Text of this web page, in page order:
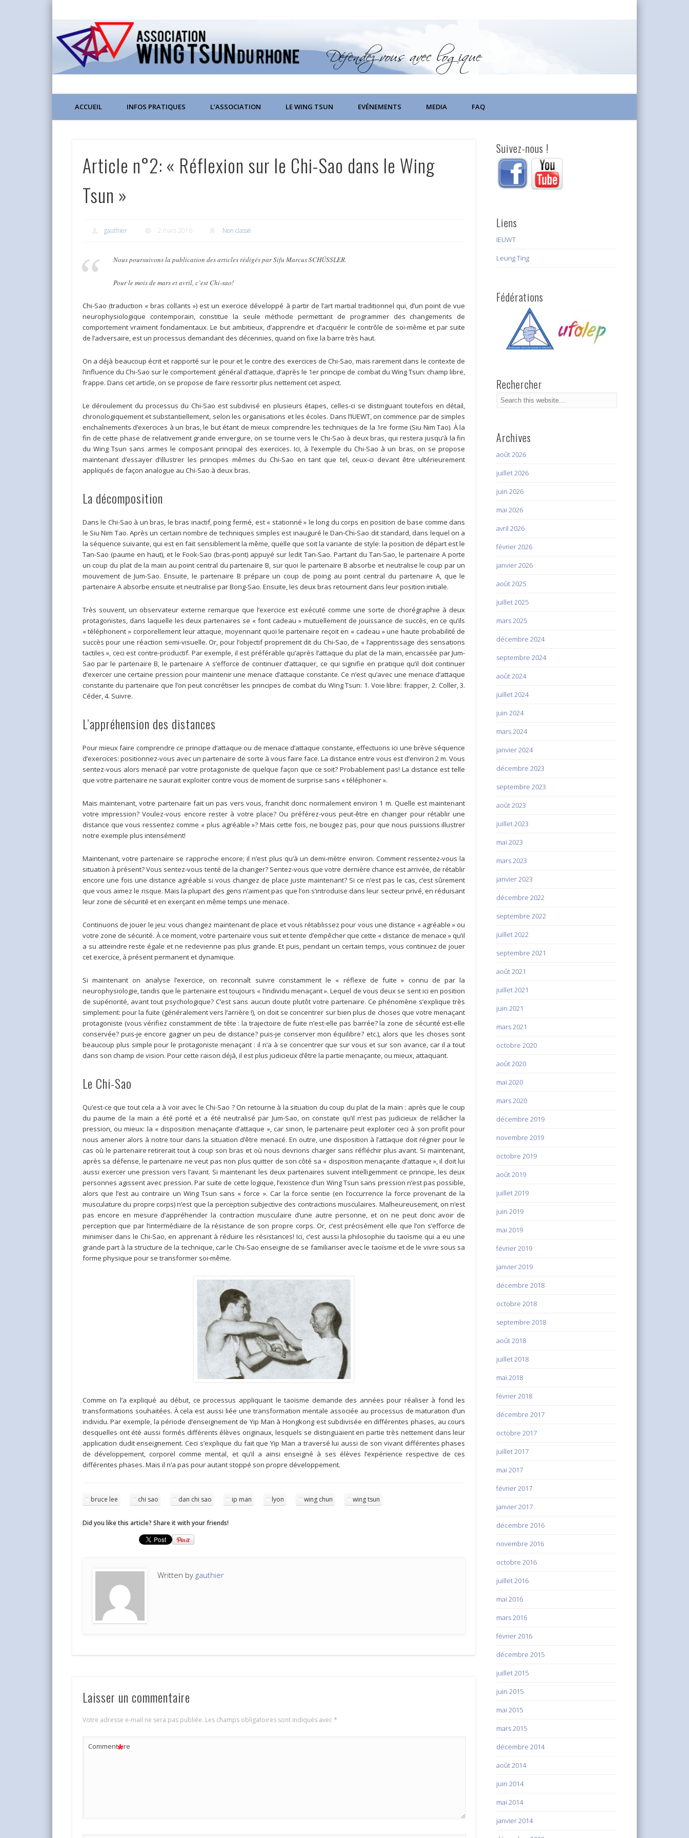
Wing Chun Kung Fu à Lyon
ACCUEIL INFOS PRATIQUES L’ASSOCIATION LE WING TSUN EVÉNEMENTS MEDIA FAQ
Article n°2: « Réflexion sur le Chi-Sao dans le Wing
Tsun »
gauthier 2 mars 2016 Non classé
Nous poursuivons la publication des articles rédigés par Sifu Marcus SCHÜSSLER.
Pour le mois de mars et avril, c’est Chi-sao!
Chi-Sao (traduction « bras collants ») est un exercice développé à partir de l’art martial traditionnel qui, d’un point de vue
neurophysiologique contemporain, constitue la seule méthode permettant de programmer des changements de
comportement vraiment fondamentaux. Le but ambitieux, d’apprendre et d’acquérir le contrôle de soi-même et par suite
de l’adversaire, est un processus demandant des décennies, quand on fixe la barre très haut.
On a déjà beaucoup écrit et rapporté sur le pour et le contre des exercices de Chi-Sao, mais rarement dans le contexte de
l’influence du Chi-Sao sur le comportement général d’attaque, d’après le 1er principe de combat du Wing Tsun: champ libre,
frappe. Dans cet article, on se propose de faire ressortir plus nettement cet aspect.
Le déroulement du processus du Chi-Sao est subdivisé en plusieurs étapes, celles-ci se distinguant toutefois en détail,
chronologiquement et substantiellement, selon les organisations et les écoles. Dans l’IUEWT, on commence par de simples
enchaînements d’exercices à un bras, le but étant de mieux comprendre les techniques de la 1re forme (Siu Nim Tao). À la
fin de cette phase de relativement grande envergure, on se tourne vers le Chi-Sao à deux bras, qui restera jusqu’à la fin
du Wing Tsun sans armes le composant principal des exercices. Ici, à l’exemple du Chi-Sao à un bras, on se propose
maintenant d’essayer d’illustrer les principes mêmes du Chi-Sao en tant que tel, ceux-ci devant être ultérieurement
appliqués de façon analogue au Chi-Sao à deux bras.
La décomposition
Dans le Chi-Sao à un bras, le bras inactif, poing fermé, est « stationné » le long du corps en position de base comme dans
le Siu Nim Tao. Après un certain nombre de techniques simples est inauguré le Dan-Chi-Sao dit standard, dans lequel on a
la séquence suivante, qui est en fait sensiblement la même, quelle que soit la variante de style: la position de départ est le
Tan-Sao (paume en haut), et le Fook-Sao (bras-pont) appuyé sur ledit Tan-Sao. Partant du Tan-Sao, le partenaire A porte
un coup du plat de la main au point central du partenaire B, sur quoi le partenaire B absorbe et neutralise le coup par un
mouvement de Jum-Sao. Ensuite, le partenaire B prépare un coup de poing au point central du partenaire A, que le
partenaire A absorbe ensuite et neutralise par Bong-Sao. Ensuite, les deux bras retournent dans leur position initiale.
Très souvent, un observateur externe remarque que l’exercice est exécuté comme une sorte de chorégraphie à deux
protagonistes, dans laquelle les deux partenaires se « font cadeau » mutuellement de jouissance de succès, en ce qu’ils
« téléphonent » corporellement leur attaque, moyennant quoi le partenaire reçoit en « cadeau » une haute probabilité de
succès pour une réaction semi-visuelle. Or, pour l’objectif proprement dit du Chi-Sao, de « l’apprentissage des sensations
tactiles », ceci est contre-productif. Par exemple, il est préférable qu’après l’attaque du plat de la main, encaissée par Jum-
Sao par le partenaire B, le partenaire A s’efforce de continuer d’attaquer, ce qui signifie en pratique qu’il doit continuer
d’exercer une certaine pression pour maintenir une menace d’attaque constante. Ce n’est qu’avec une menace d’attaque
constante du partenaire que l’on peut concrétiser les principes de combat du Wing Tsun: 1. Voie libre: frapper, 2. Coller, 3.
Céder, 4. Suivre.
L’appréhension des distances
Pour mieux faire comprendre ce principe d’attaque ou de menace d’attaque constante, effectuons ici une brève séquence
d’exercices: positionnez-vous avec un partenaire de sorte à vous faire face. La distance entre vous est d’environ 2 m. Vous
sentez-vous alors menacé par votre protagoniste de quelque façon que ce soit? Probablement pas! La distance est telle
que votre partenaire ne saurait exploiter contre vous de moment de surprise sans « téléphoner ».
Mais maintenant, votre partenaire fait un pas vers vous, franchit donc normalement environ 1 m. Quelle est maintenant
votre impression? Voulez-vous encore rester à votre place? Ou préférez-vous peut-être en changer pour rétablir une
distance que vous ressentez comme « plus agréable »? Mais cette fois, ne bougez pas, pour que nous puissions illustrer
notre exemple plus intensément!
Maintenant, votre partenaire se rapproche encore; il n’est plus qu’à un demi-mètre environ. Comment ressentez-vous la
situation à présent? Vous sentez-vous tenté de la changer? Sentez-vous que votre dernière chance est arrivée, de rétablir
encore une fois une distance agréable si vous changez de place juste maintenant? Si ce n’est pas le cas, c’est sûrement
que vous aimez le risque. Mais la plupart des gens n’aiment pas que l’on s’introduise dans leur secteur privé, en réduisant
leur zone de sécurité et en exerçant en même temps une menace.
Continuons de jouer le jeu: vous changez maintenant de place et vous rétablissez pour vous une distance « agréable » ou
votre zone de sécurité. À ce moment, votre partenaire vous suit et tente d’empêcher que cette « distance de menace » qu’il
a su atteindre reste égale et ne redevienne pas plus grande. Et puis, pendant un certain temps, vous continuez de jouer
cet exercice, à présent permanent et dynamique.
Si maintenant on analyse l’exercice, on reconnaît suivre constamment le « réflexe de fuite » connu de par la
neurophysiologie, tandis que le partenaire est toujours « l’individu menaçant ». Lequel de vous deux se sent ici en position
de supériorité, avant tout psychologique? C’est sans aucun doute plutôt votre partenaire. Ce phénomène s’explique très
simplement: pour la fuite (généralement vers l’arrière !), on doit se concentrer sur bien plus de choses que votre menaçant
protagoniste (vous vérifiez constamment de tête : la trajectoire de fuite n’est-elle pas barrée? la zone de sécurité est-elle
conservée? puis-je encore gagner un peu de distance? puis-je conserver mon équilibre? etc.), alors que les choses sont
beaucoup plus simple pour le protagoniste menaçant : il n’a à se concentrer que sur vous et sur son avance, car il a tout
dans son champ de vision. Pour cette raison déjà, il est plus judicieux d’être la partie menaçante, ou mieux, attaquant.
Le Chi-Sao
Qu’est-ce que tout cela a à voir avec le Chi-Sao ? On retourne à la situation du coup du plat de la main : après que le coup
du paume de la main a été porté et a été neutralisé par Jum-Sao, on constate qu’il n’est pas judicieux de relâcher la
pression, ou mieux: la « disposition menaçante d’attaque », car sinon, le partenaire peut exploiter ceci à son profit pour
nous amener alors à notre tour dans la situation d’être menacé. En outre, une disposition à l’attaque doit régner pour le
cas où le partenaire retirerait tout à coup son bras et où nous devrions charger sans réfléchir plus avant. Si maintenant,
après sa défense, le partenaire ne veut pas non plus quitter de son côté sa « disposition menaçante d’attaque », il doit lui
aussi exercer une pression vers l’avant. Si maintenant les deux partenaires suivent intelligemment ce principe, les deux
personnes agissent avec pression. Par suite de cette logique, l’existence d’un Wing Tsun sans pression n’est pas possible,
alors que l’est au contraire un Wing Tsun sans « force ». Car la force sentie (en l’occurrence la force provenant de la
musculature du propre corps) n’est que la perception subjective des contractions musculaires. Malheureusement, on n’est
pas encore en mesure d’appréhender la contraction musculaire d’une autre personne, et on ne peut donc avoir de
perception que par l’intermédiaire de la résistance de son propre corps. Or, c’est précisément elle que l’on s’efforce de
minimiser dans le Chi-Sao, en apprenant à réduire les résistances! Ici, c’est aussi la philosophie du taoïsme qui a eu une
grande part à la structure de la technique, car le Chi-Sao enseigne de se familiariser avec le taoïsme et de le vivre sous sa
forme physique pour se transformer soi-même.
Comme on l’a expliqué au début, ce processus appliquant le taoïsme demande des années pour réaliser à fond les
transformations souhaitées. À cela est aussi liée une transformation mentale associée au processus de maturation d’un
individu. Par exemple, la période d’enseignement de Yip Man à Hongkong est subdivisée en différentes phases, au cours
desquelles ont été aussi formés différents élèves originaux, lesquels se distinguaient en partie très nettement dans leur
application dudit enseignement. Ceci s’explique du fait que Yip Man a traversé lui aussi de son vivant différentes phases
de développement, corporel comme mental, et qu’il a ainsi enseigné à ses élèves l’expérience respective de ces
différentes phases. Mais il n’a pas pour autant stoppé son propre développement.
bruce lee chi sao dan chi sao ip man lyon wing chun wing tsun
Did you like this article? Share it with your friends!
Written by gauthier
Laisser un commentaire
Votre adresse e-mail ne sera pas publiée. Les champs obligatoires sont indiqués avec*
Commentaire
*
Suivez-nous !
Liens
IEUWT
Leung Ting
Fédérations
Rechercher
Archives
août 2026
juillet 2026
juin 2026
mai 2026
avril 2026
février 2026
janvier 2026
août 2025
juillet 2025
mars 2025
décembre 2024
septembre 2024
août 2024
juillet 2024
juin 2024
mars 2024
janvier 2024
décembre 2023
septembre 2023
août 2023
juillet 2023
mai 2023
mars 2023
janvier 2023
décembre 2022
septembre 2022
juillet 2022
septembre 2021
août 2021
juillet 2021
juin 2021
mars 2021
octobre 2020
août 2020
mai 2020
mars 2020
décembre 2019
novembre 2019
octobre 2019
août 2019
juillet 2019
juin 2019
mai 2019
février 2019
janvier 2019
décembre 2018
octobre 2018
septembre 2018
août 2018
juillet 2018
mai 2018
février 2018
décembre 2017
octobre 2017
juillet 2017
mai 2017
février 2017
janvier 2017
décembre 2016
novembre 2016
octobre 2016
juillet 2016
mai 2016
mars 2016
février 2016
décembre 2015
juillet 2015
juin 2015
mai 2015
mars 2015
décembre 2014
août 2014
juin 2014
mai 2014
janvier 2014